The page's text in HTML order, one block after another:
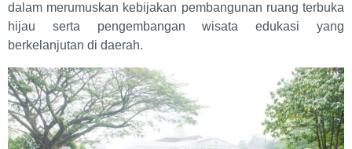
dalam merumuskan kebijakan pembangunan ruang terbuka
hijau serta pengembangan wisata edukasi yang
berkelanjutan di daerah.